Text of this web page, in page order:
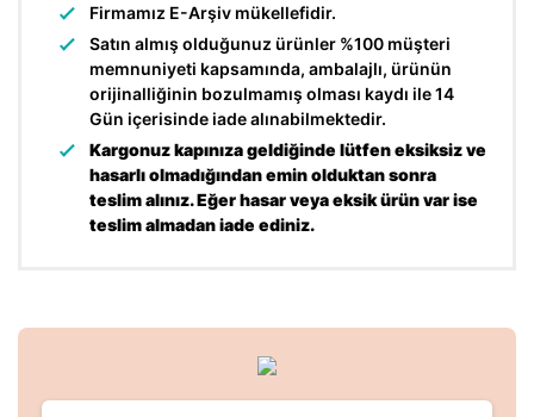
Firmamız E-Arşiv mükellefidir.
Satın almış olduğunuz ürünler %100 müşteri
memnuniyeti kapsamında, ambalajlı, ürünün
orijinalliğinin bozulmamış olması kaydı ile 14
Gün içerisinde iade alınabilmektedir.
Kargonuz kapınıza geldiğinde lütfen eksiksiz ve
hasarlı olmadığından emin olduktan sonra
teslim alınız. Eğer hasar veya eksik ürün var ise
teslim almadan iade ediniz.
Bu ürüne ilk yorumu siz yapın!
kullanarak tarafımıza iletebilirsiniz.